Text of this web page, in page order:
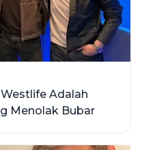
Adalah
Menolak Bubar